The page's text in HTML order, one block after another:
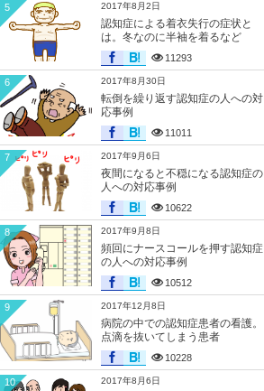
2017年8月2日
認知症による着衣失行の症状と
は。冬なのに半袖を着るなど
11293
5
2017年8月30日
転倒を繰り返す認知症の人への対
応事例
11011
6
2017年9月6日
夜間になると不穏になる認知症の
人への対応事例
10622
7
2017年9月8日
頻回にナースコールを押す認知症
の人への対応事例
10512
8
2017年12月8日
病院の中での認知症患者の看護。
点滴を抜いてしまう患者
10228
9
2017年8月6日
10